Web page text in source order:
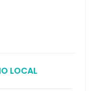
LOCAL